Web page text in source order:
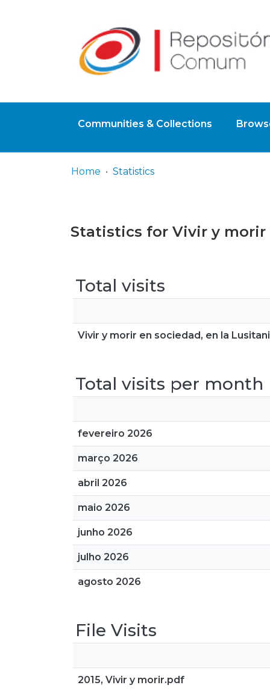
Communities & Collections
Home Statistics
Statistics for Vivir y morir
Total visits
Vivir y morir en sociedad, en la
Total visits per month
fevereiro 2026
março 2026
abril 2026
maio 2026
junho 2026
julho 2026
agosto 2026
File Visits
2015, Vivir y morir.pdf